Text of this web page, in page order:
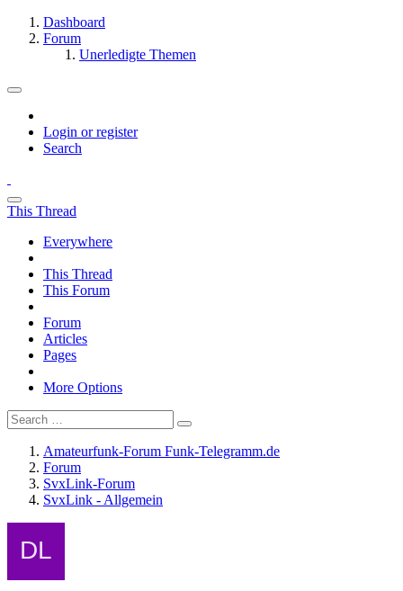
Dashboard
Forum
Unerledigte Themen
Login or register
Search
This Thread
Everywhere
This Thread
This Forum
Forum
Articles
Pages
More Options
Amateurfunk-Forum Funk-Telegramm.de
Forum
SvxLink-Forum
SvxLink - Allgemein